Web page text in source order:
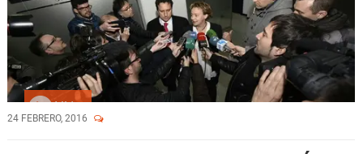
24 FEBRERO, 2016